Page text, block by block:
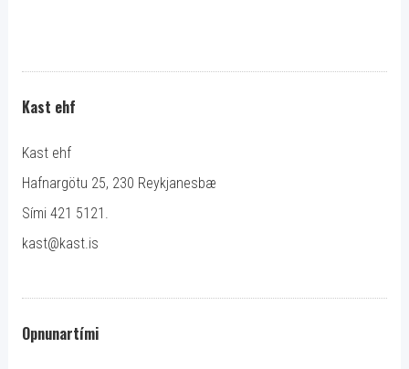
Kast ehf
Kast ehf
Hafnargötu 25, 230 Reykjanesbæ
Sími 421 5121.
kast@kast.is
Opnunartími